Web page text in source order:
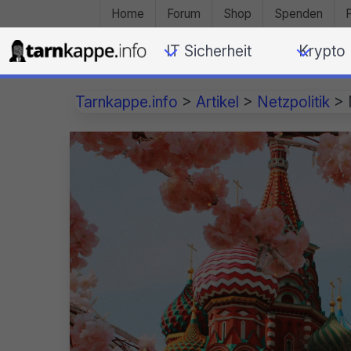
Home Forum Shop Spenden
IT Sicherheit Krypto
Tarnkappe.info > Artikel > Netzpolitik >